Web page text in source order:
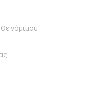
νόμιμου